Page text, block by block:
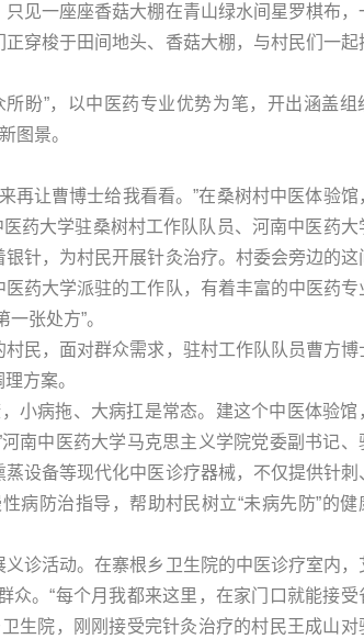
见一座座香菇大棚在青山绿水间星罗棋布，
穿梭于田间地头、香菇大棚，与村民们一起
盼”，以中医药专业优势为笔，开出涵盖组
图景。
再让曹博士给我看看。”在桑树村中医体验馆
药大学驻桑树村工作队队员、河南中医药大
针，为村民开展针灸治疗。村委会旁边的这
药大学派驻的工作队，有着丰富的中医药专
张处方”。
民，面对群众需求，驻村工作队队员曹方博
方案。
小病拖、大病扛是常态。建这个中医体验馆
南中医药大学马克思主义学院党委副书记、
设备等现代化中医诊疗器械，不仅提供针刺
病防治指导，帮助村民树立“未病先防”的健
诊活动。在寨根乡卫生院的中医诊疗室内，
。“每个月我都来这里，在家门口就能接受
生院，刚刚接受完针灸治疗的村民王成山对